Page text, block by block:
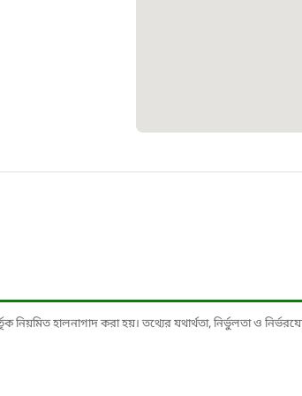
হালনাগাদ করা হয়। তথ্যের যথার্থতা, নির্ভুলতা ও